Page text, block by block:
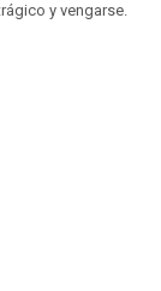
y vengarse.